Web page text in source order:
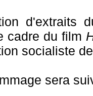
d'extraits
cadre du film
socialiste
sera